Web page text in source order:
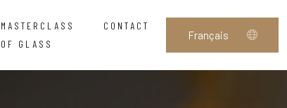
MASTERCLASS
OF GLASS
CONTACT